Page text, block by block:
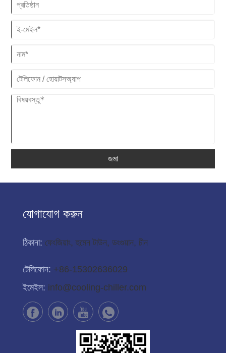
জমা
যোগাযোগ করুন
ঠিকানা: ফেংজিয়াং, হুমেন টাউন, ডংগুয়ান, চীন
টেলিফোন: +86-15302636029
ইমেইল: info@cooling-chiller.com